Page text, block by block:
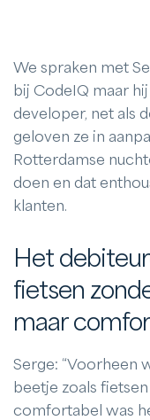
We spraken met
bij CodeIQ maar
developer, net als
geloven ze in
Rotterdamse
doen en dat
klanten.
Het
fietsen
maar
Serge: “Voorheen
beetje zoals
comfortabel was